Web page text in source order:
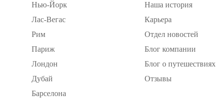
Нью-Йорк
Лас-Вегас
Рим
Париж
Лондон
Дубай
Барселона
Наша история
Карьера
Отдел новостей
Блог компании
Блог о путешествиях
Отзывы